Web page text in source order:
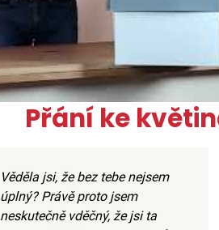
Přání ke
Věděla jsi, že bez tebe nejsem
úplný? Právě proto jsem
neskutečně vděčný, že jsi ta